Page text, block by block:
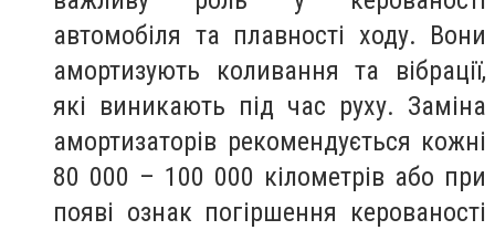
автомобіля та плавності ходу. Вони
амортизують коливання та вібрації,
які виникають під час руху. Заміна
амортизаторів рекомендується кожні
80 000 – 100 000 кілометрів або при
появі ознак погіршення керованості